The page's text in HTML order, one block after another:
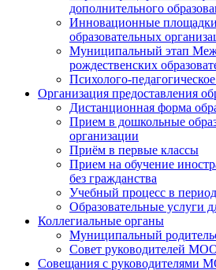
дополнительного
Инновационные площадки
образовательных
Муниципальный этап
рождественских
Психолого-
Организация предоставления
Дистанционная форма
Прием в дошкольные
организации
Приём в первые классы
Прием на обучение
без гражданства
Учебный процесс в
Образовательные услуги
Коллегиальные органы
Муниципальный
Совет руководителей
Совещания с руководителями